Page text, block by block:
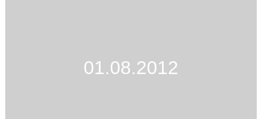
01.08.2012